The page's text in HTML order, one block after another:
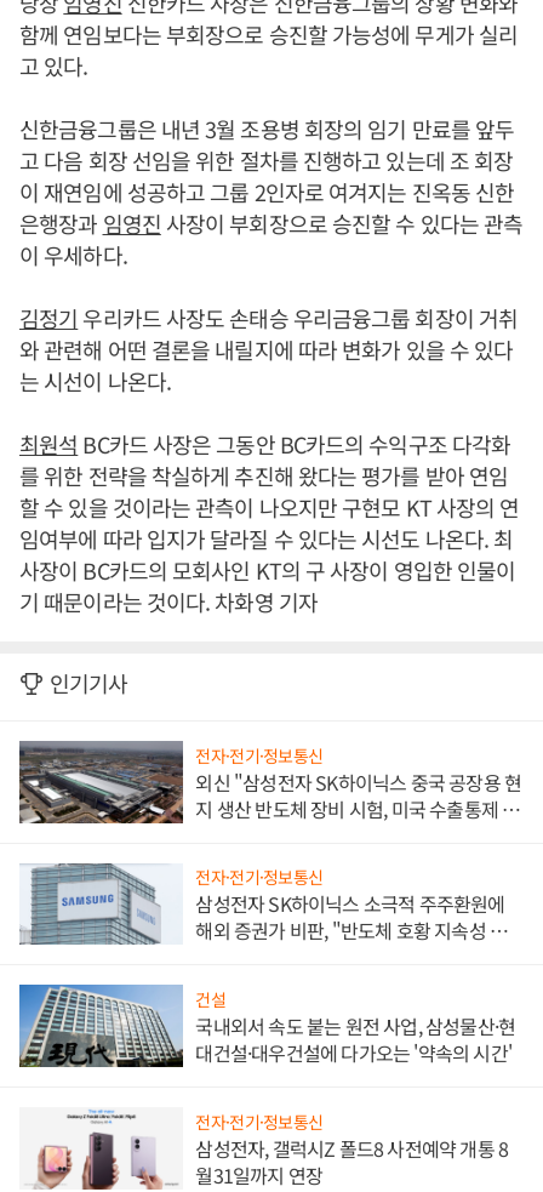
함께 연임보다는 부회장으로 승진할 가능성에 무게가 실리
고 있다.
신한금융그룹은 내년 3월 조용병 회장의 임기 만료를 앞두
고 다음 회장 선임을 위한 절차를 진행하고 있는데 조 회장
이 재연임에 성공하고 그룹 2인자로 여겨지는 진옥동 신한
은행장과 임영진 사장이 부회장으로 승진할 수 있다는 관측
이 우세하다.
김정기 우리카드 사장도 손태승 우리금융그룹 회장이 거취
와 관련해 어떤 결론을 내릴지에 따라 변화가 있을 수 있다
는 시선이 나온다.
최원석 BC카드 사장은 그동안 BC카드의 수익구조 다각화
를 위한 전략을 착실하게 추진해 왔다는 평가를 받아 연임
할 수 있을 것이라는 관측이 나오지만 구현모 KT 사장의 연
임여부에 따라 입지가 달라질 수 있다는 시선도 나온다. 최
사장이 BC카드의 모회사인 KT의 구 사장이 영입한 인물이
기 때문이라는 것이다. 차화영 기자
인기기사
전자·전기·정보통신
외신 "삼성전자 SK하이닉스 중국 공장용 현
지 생산 반도체 장비 시험, 미국 수출통제 대
전자·전기·정보통신
삼성전자 SK하이닉스 소극적 주주환원에
해외 증권가 비판, "반도체 호황 지속성 의
건설
국내외서 속도 붙는 원전 사업, 삼성물산·현
대건설·대우건설에 다가오는 '약속의 시간'
전자·전기·정보통신
삼성전자, 갤럭시Z 폴드8 사전예약 개통 8
월31일까지 연장